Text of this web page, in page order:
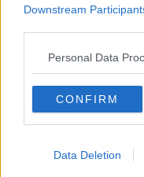
Downstream
Personal Data
CONFIRM
Data Deletion
Opskriftsinfo